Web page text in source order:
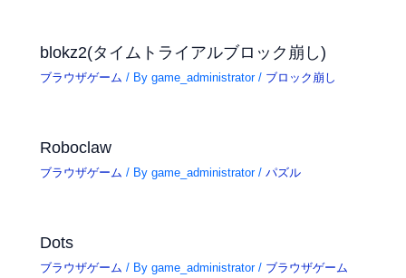
blokz2(タイムトライアルブロック崩し)
ブラウザゲーム / Bygame_administrator/ ブロック崩し
Roboclaw
ブラウザゲーム / Bygame_administrator/パズル
Dots
ブラウザゲーム / Bygame_administrator/ ブラウザゲーム